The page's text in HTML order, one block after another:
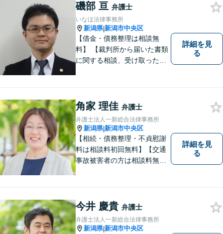
磯部 亘 弁護士
いなほ法律事務所
新潟県|新潟市中央区
【借金・債務整理は相談無
料】 【裁判所から届いた書類
に関する相談、受け取った督
ーな対応を心がけておりま
す。相談先をお探しの方もお
気軽にご相談ください。
詳細を見
る
角家 理佳 弁護士
弁護士法人一新総合法律事務所
新潟県|新潟市中央区
【相続・債務整理・不貞慰謝
料は相談料初回無料】【交通
事故被害者の方は相談料無料
るため日々研鑽を積んでいま
す
詳細を見
る
今井 慶貴 弁護士
弁護士法人一新総合法律事務所
新潟県|新潟市中央区